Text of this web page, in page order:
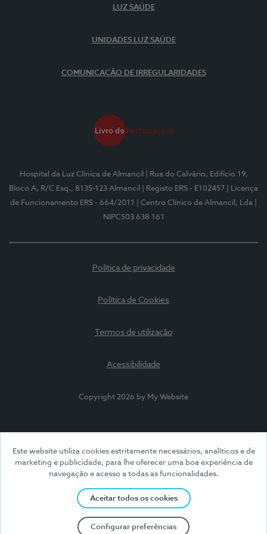
Este website utiliza cookies estritamente necessários, analíticos e de
marketing e publicidade, para lhe oferecer uma boa experiência de
navegação e acesso a todas as funcionalidades.
Aceitar todos os cookies
Configurar preferências
LUZ SAÚDE
UNIDADES LUZ SAÚDE
COMUNICAÇÃO DE IRREGULARIDADES
Hospital da Luz Clínica de Almancil
| Rua do Calvário, Edifício 19,
Bloco A, R/C Esq., 8135-123 Almancil
| Registo ERS - E102457
| Licença
de Funcionamento ERS - 664/2011
| Centro Clínico de Almancil, Lda
NIPC503 638 161
Política de privacidade
Política de Cookies
Termos de utilização
Acessibilidade
Copyright 2026 by My Website